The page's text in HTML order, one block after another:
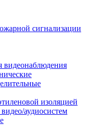
сигнализации
видеонаблюдения
изоляцией
аудиосистем